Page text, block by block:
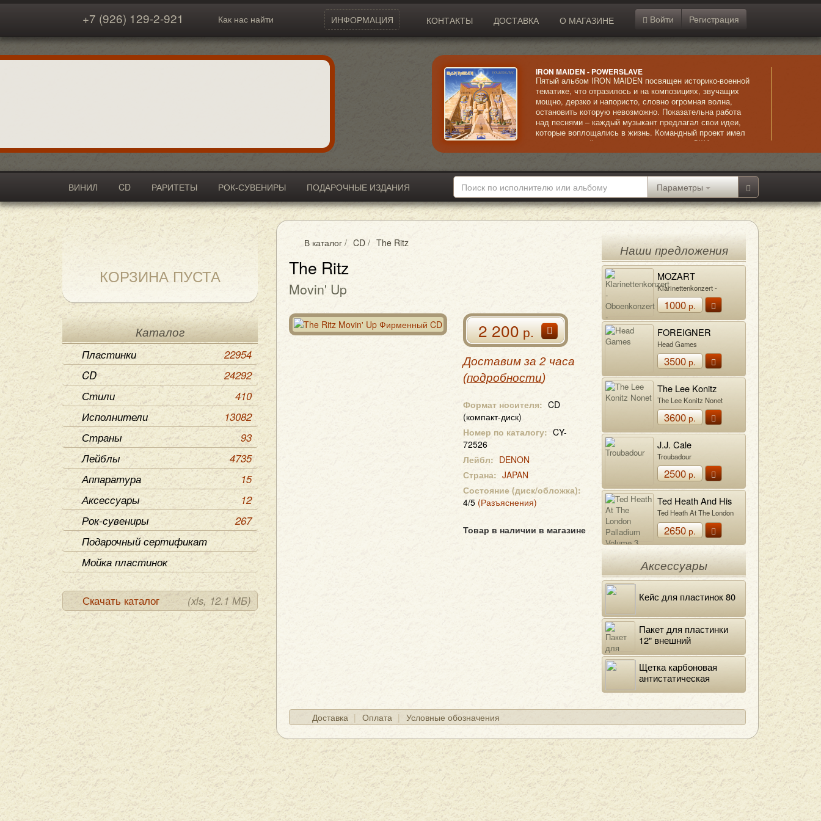
+7 (926) 129-2-921 Как нас найти ИНФОРМАЦИЯ КОНТАКТЫ ДОСТАВКА О МАГАЗИНЕ Войти Регистрация
IRON MAIDEN - POWERSLAVE
Пятый альбом IRON MAIDEN посвящен историко-военной
тематике, что отразилось и на композициях, звучащих
мощно, дерзко и напористо, словно огромная волна,
остановить которую невозможно. Показательна работа
над песнями – каждый музыкант предлагал свои идеи,
которые воплощались в жизнь. Командный проект имел
оглушительный успех, альбом получил в США статус
платинового, а в Британии – золотого.
ВИНИЛ CD РАРИТЕТЫ РОК-СУВЕНИРЫ
ПОДАРОЧНЫЕ ИЗДАНИЯ
АКСЕССУАРЫ
Параметры
КОРЗИНА ПУСТА
Каталог
Пластинки
22954
CD
24292
Стили
410
Исполнители
13082
Страны
93
Лейблы
4735
Аппаратура
15
Аксессуары
12
Рок-сувениры
267
Подарочный сертификат
Мойка пластинок
Скачать каталог (xls, 12.1 МБ)
В каталог / CD / The Ritz
The Ritz
Movin' Up
2 200р.
Доставим за 2 часа
(подробности)
Формат носителя: CD
(компакт-диск)
Номер по каталогу: CY-
72526
Лейбл: DENON
Страна: JAPAN
Состояние (диск/обложка):
4/5 (Разъяснения)
Товар в наличии в магазине
Наши предложения
MOZART
Klarinettenkonzert -
Oboenkonzert -
Fagottkonzert
1000р.
FOREIGNER
Head Games
3500р.
The Lee Konitz
Nonet
The Lee Konitz Nonet
3600р.
J.J. Cale
Troubadour
2500р.
Ted Heath And His
Music
Ted Heath At The London
Palladium Volume 3
2650р.
Аксессуары
Кейс для пластинок 80
Пакет для пластинки
12" внешний
Щетка карбоновая
антистатическая
Доставка Оплата Условные обозначения